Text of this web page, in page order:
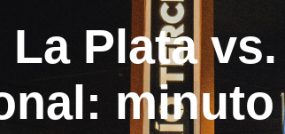
Plata